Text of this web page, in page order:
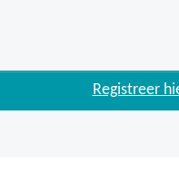
Registreer